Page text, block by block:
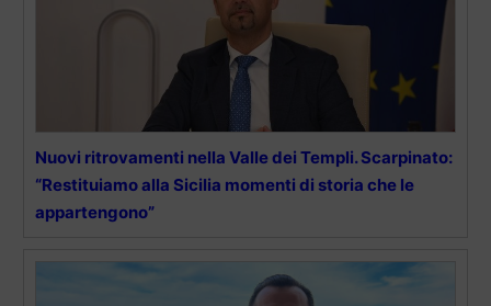
Nuovi ritrovamenti nella Valle dei Templi. Scarpinato:
“Restituiamo alla Sicilia momenti di storia che le
appartengono”